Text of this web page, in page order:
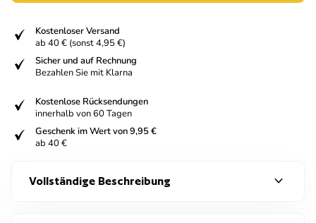
Kostenloser Versand
ab 40 € (sonst 4,95 €)
Sicher und auf Rechnung
Bezahlen Sie mit Klarna
Kostenlose Rücksendungen
innerhalb von 60 Tagen
Geschenk im Wert von 9,95 €
ab 40 €
Vollständige Beschreibung expand_more